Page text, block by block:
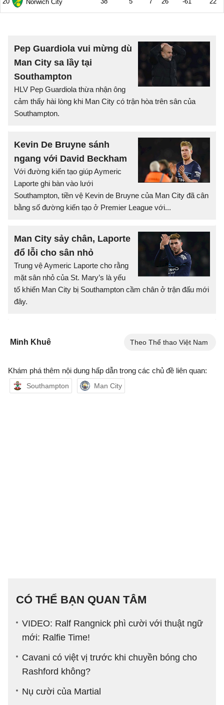
Pep Guardiola vui mừng dù
Man City sa lầy tại
Southampton
HLV Pep Guardiola thừa nhận ông
cảm thấy hài lòng khi Man City có trận hòa trên sân của
Southampton.
Kevin De Bruyne sánh
ngang với David Beckham
Với đường kiến tạo giúp Aymeric
Laporte ghi bàn vào lưới
Southampton, tiền vệ Kevin de Bruyne của Man City đã cân
bằng số đường kiến tạo ở Premier League với...
Man City sảy chân, Laporte
đổ lỗi cho sân nhỏ
Trung vệ Aymeric Laporte cho rằng
mặt sân nhỏ của St. Mary’s là yếu
tố khiến Man City bị Southampton cầm chân ở trận đấu mới
đây.
Minh Khuê Theo Thể thao Việt Nam
Khám phá thêm nội dung hấp dẫn trong các chủ đề liên quan:
Southampton Man City
CÓ THỂ BẠN QUAN TÂM
VIDEO: Ralf Rangnick phì cười với thuật ngữ
mới: Ralfie Time!
Cavani có việt vị trước khi chuyền bóng cho
Rashford không?
Nụ cười của Martial